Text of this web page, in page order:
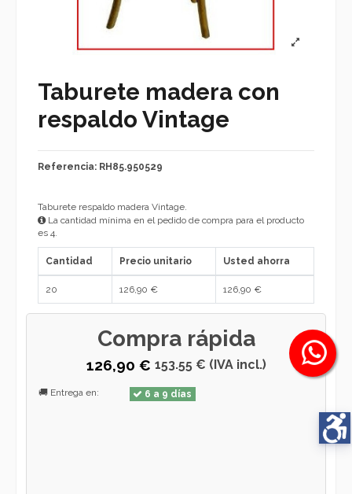
Taburete madera con
respaldo Vintage
Referencia: RH85.950529
Taburete respaldo madera Vintage.
La cantidad mínima en el pedido de compra para el producto
es 4.
Cantidad Precio unitario Usted ahorra
20 126,90 € 126,90 €
Compra rápida
126,90 € 153.55 € (IVA incl.)
🚚 Entrega en: 6 a 9 días